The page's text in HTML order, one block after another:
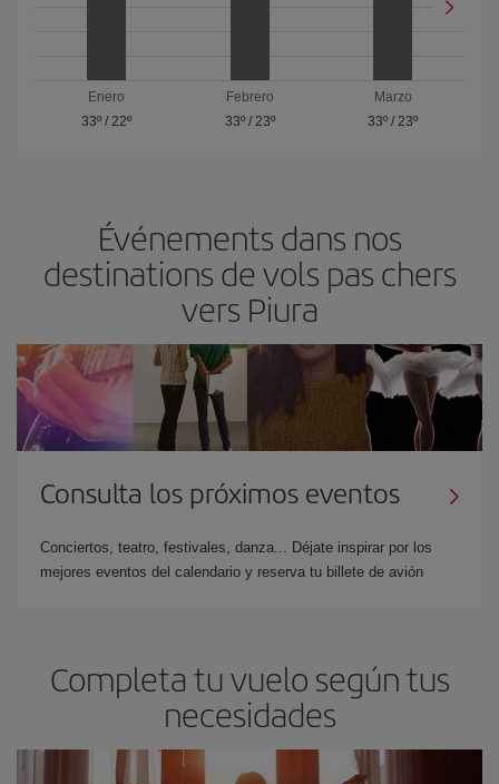
Enero
33º/ 22º
Febrero
33º/ 23º
Marzo
33º / 23º
Événements dans nos
destinations de vols pas chers
vers Piura
Consulta los próximos eventos
Conciertos, teatro, festivales, danza... Déjate inspirar por los
mejores eventos del calendario y reserva tu billete de avión
Completa tu vuelo según tus
necesidades